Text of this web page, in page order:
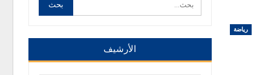
رياضة
الأرشيف